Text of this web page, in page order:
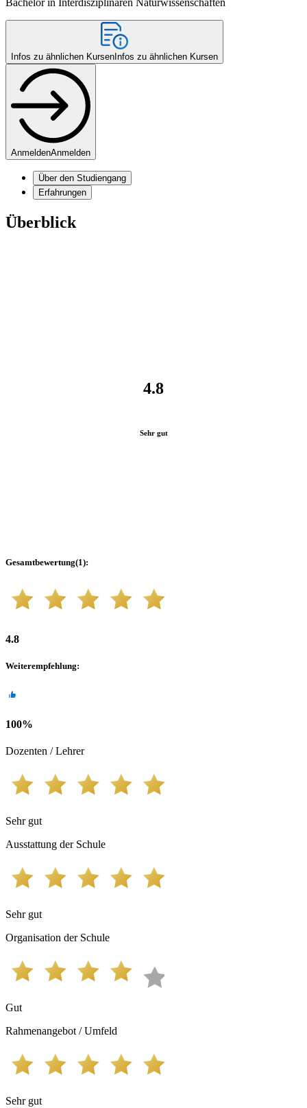
Infos zu ähnlichen Kursen Infos zu ähnlichen Kursen
AnmeldenAnmelden
Über den Studiengang
Erfahrungen
Überblick
4.8
Sehr gut
Gesamtbewertung(1):
4.8
Weiterempfehlung:
100%
Dozenten / Lehrer
Sehr gut
Ausstattung der Schule
Sehr gut
Organisation der Schule
Gut
Rahmenangebot / Umfeld
Sehr gut